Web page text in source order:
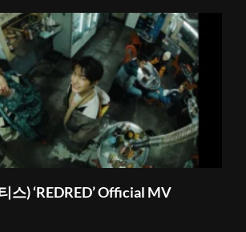
스) ‘REDRED’ Official MV